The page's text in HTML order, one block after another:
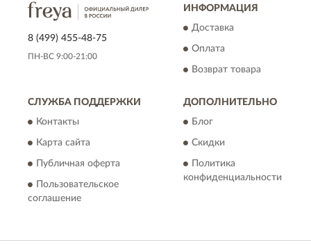
8 (499) 455-48-75
ПН-ВС 9:00-21:00
ИНФОРМАЦИЯ
Доставка
Оплата
Возврат товара
СЛУЖБА ПОДДЕРЖКИ
Контакты
Карта сайта
Публичная оферта
Пользовательское
соглашение
ДОПОЛНИТЕЛЬНО
Блог
Скидки
Политика
конфиденциальности